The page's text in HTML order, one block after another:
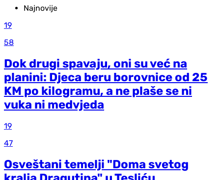
Najnovije
19
58
Dok drugi spavaju, oni su već na
planini: Djeca beru borovnice od 25
KM po kilogramu, a ne plaše se ni
vuka ni medvjeda
19
47
Osveštani temelji "Doma svetog